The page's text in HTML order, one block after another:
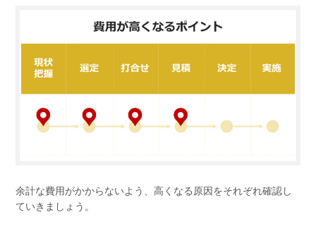
余計な費用がかからないよう、高くなる原因をそれぞれ確認し
ていきましょう。